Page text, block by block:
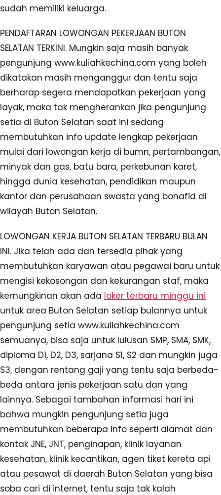
sudah memiliki keluarga.
PENDAFTARAN LOWONGAN PEKERJAAN BUTON
SELATAN TERKINI. Mungkin saja masih banyak
pengunjung www.kuliahkechina.com yang boleh
dikatakan masih menganggur dan tentu saja
berharap segera mendapatkan pekerjaan yang
layak, maka tak mengherankan jika pengunjung
setia di Buton Selatan saat ini sedang
membutuhkan info update lengkap pekerjaan
mulai dari lowongan kerja di bumn, pertambangan,
minyak dan gas, batu bara, perkebunan karet,
hingga dunia kesehatan, pendidikan maupun
kantor dan perusahaan swasta yang bonafid di
wilayah Buton Selatan.
LOWONGAN KERJA BUTON SELATAN TERBARU BULAN
INI. Jika telah ada dan tersedia pihak yang
membutuhkan karyawan atau pegawai baru untuk
mengisi kekosongan dan kekurangan staf, maka
kemungkinan akan ada loker terbaru minggu ini
untuk area Buton Selatan setiap bulannya untuk
pengunjung setia www.kuliahkechina.com
semuanya, bisa saja untuk lulusan SMP, SMA, SMK,
diploma D1, D2, D3, sarjana S1, S2 dan mungkin juga
S3, dengan rentang gaji yang tentu saja berbeda-
beda antara jenis pekerjaan satu dan yang
lainnya. Sebagai tambahan informasi hari ini
bahwa mungkin pengunjung setia juga
membutuhkan beberapa info seperti alamat dan
kontak JNE, JNT, penginapan, klinik layanan
kesehatan, klinik kecantikan, agen tiket kereta api
atau pesawat di daerah Buton Selatan yang bisa
soba cari di internet, tentu saja tak kalah